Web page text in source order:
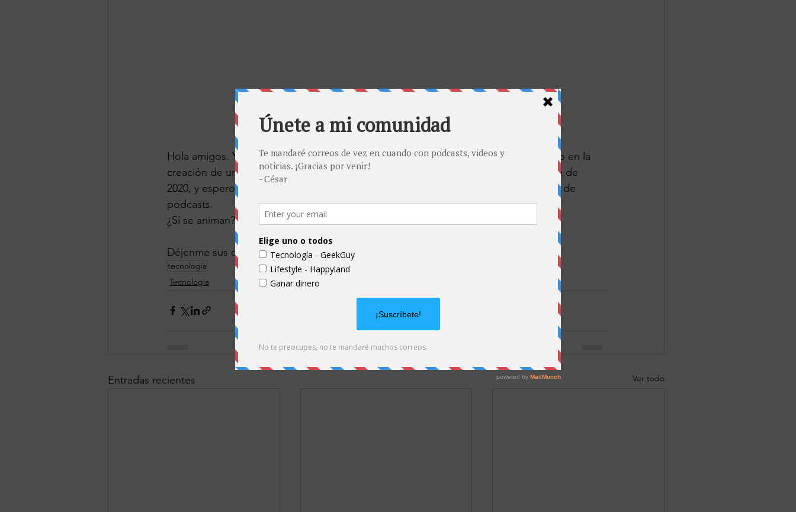
Hola amigos. Ya saben que amo la tecnología. Es por eso que he estado trabajando en la
creación de un nuevo podcast que espero les guste. Se va a estrenar en noviembre de
2020, y espero todo su apoyo para hacerlo llegar al top 10 de todas las plataformas de
podcasts.
¿Sí se animan?
Déjenme sus comentarios sobre temas de tecnología que podrían interesarles.
tecnologia
Tecnología
Entradas recientes Ver todo